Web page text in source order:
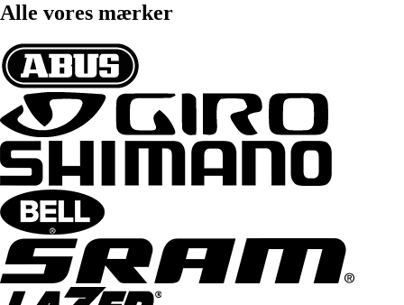
Alle vores mærker